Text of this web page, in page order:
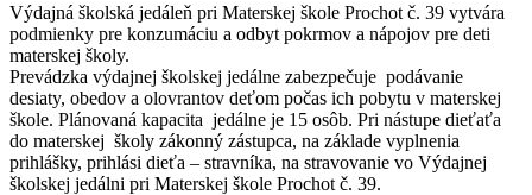
Výdajná školská jedáleň pri Materskej škole Prochot č. 39 vytvára
podmienky pre konzumáciu a odbyt pokrmov a nápojov pre deti
materskej školy.
Prevádzka výdajnej školskej jedálne zabezpečuje podávanie
desiaty, obedov a olovrantov deťom počas ich pobytu v materskej
škole. Plánovaná kapacita jedálne je 15 osôb. Pri nástupe dieťaťa
do materskej školy zákonný zástupca, na základe vyplnenia
prihlášky, prihlási dieťa – stravníka, na stravovanie vo Výdajnej
školskej jedálni pri Materskej škole Prochot č. 39.